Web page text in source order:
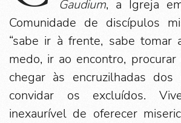
Gaudium, a Igreja
Comunidade de discípulos
“sabe ir à frente, sabe tomar
medo, ir ao encontro,
chegar às encruzilhadas dos
convidar os excluídos.
inexaurível de oferecer